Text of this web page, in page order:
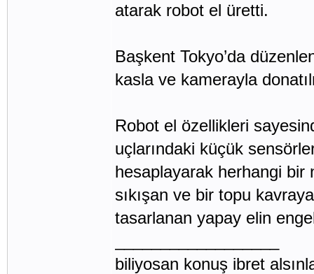
atarak robot el üretti.
Başkent Tokyo’da
kasla ve kamerayla
Robot el özellikleri
uçlarındaki küçük
hesaplayarak herhangi bir
sıkışan ve bir topu
tasarlanan yapay elin
biliyosan konuş ibret